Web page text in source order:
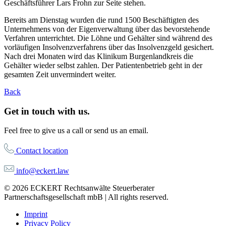
Geschäftsführer Lars Frohn zur Seite stehen.
Bereits am Dienstag wurden die rund 1500 Beschäftigten des
Unternehmens von der Eigenverwaltung über das bevorstehende
Verfahren unterrichtet. Die Löhne und Gehälter sind während des
vorläufigen Insolvenzverfahrens über das Insolvenzgeld gesichert.
Nach drei Monaten wird das Klinikum Burgenlandkreis die
Gehälter wieder selbst zahlen. Der Patientenbetrieb geht in der
gesamten Zeit unvermindert weiter.
Back
Get in touch with us.
Feel free to give us a call or send us an email.
Contact location
info@eckert.law
© 2026 ECKERT Rechtsanwälte Steuerberater
Partnerschaftsgesellschaft mbB | All rights reserved.
Imprint
Privacy Policy